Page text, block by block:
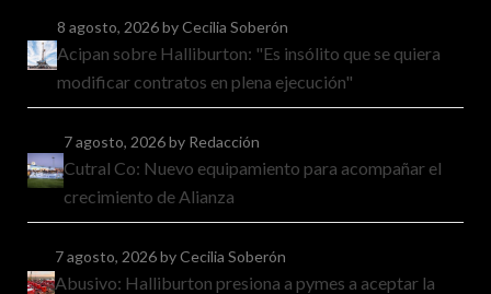
8 agosto, 2026by Cecilia Soberón
Acipan sobre Halliburton: "Es insólito que se quiera
modificar contratos en plena ejecución"
7 agosto, 2026by Redacción
Cutral Co: Nuevo equipamiento para acompañar el
crecimiento de Alianza
7 agosto, 2026by Cecilia Soberón
Abusivo: Halliburton presiona a pymes a aceptar la